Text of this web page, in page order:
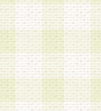
ートの回答内容
的に行う登録情
続きを行うもの
場合、その時点
のとします。